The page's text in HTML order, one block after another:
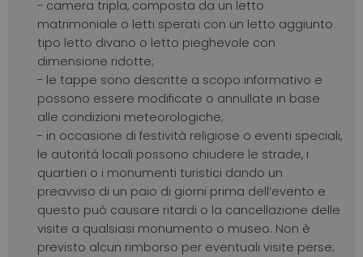
- camera tripla, composta da un letto
matrimoniale o letti sperati con un letto aggiunto
tipo letto divano o letto pieghevole con
dimensione ridotte;
- le tappe sono descritte a scopo informativo e
possono essere modificate o annullate in base
alle condizioni meteorologiche;
- in occasione di festività religiose o eventi speciali,
le autorità locali possono chiudere le strade, i
quartieri o i monumenti turistici dando un
preavviso di un paio di giorni prima dell’evento e
questo può causare ritardi o la cancellazione delle
visite a qualsiasi monumento o museo. Non è
previsto alcun rimborso per eventuali visite perse;